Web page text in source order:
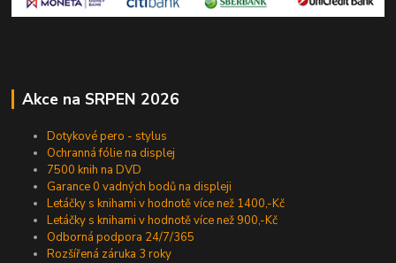
Akce na SRPEN 2026
Dotykové pero - stylus
Ochranná fólie na displej
7500 knih na DVD
Garance 0 vadných bodů na displeji
Letáčky s knihami v hodnotě více než 1400,-Kč
Letáčky s knihami v hodnotě více než 900,-Kč
Odborná podpora 24/7/365
Rozšířená záruka 3 roky